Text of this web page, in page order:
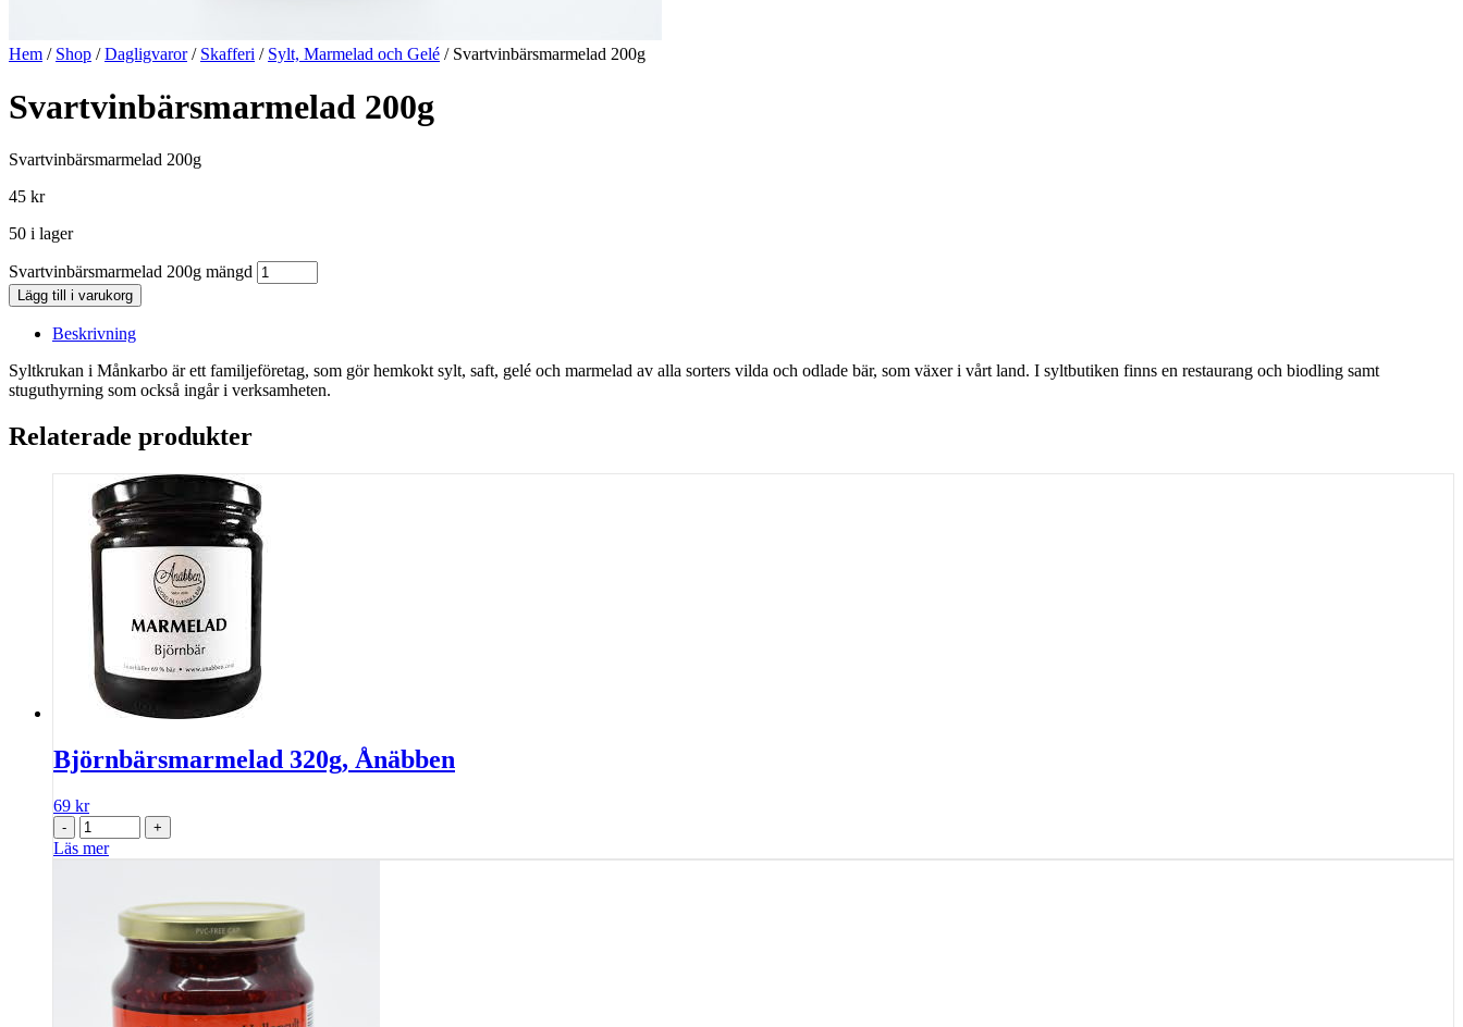
Hem / Shop /Dagligvaror/ Skafferi / Sylt, Marmelad och Gelé / Svartvinbärsmarmelad 200g
Svartvinbärsmarmelad 200g
Svartvinbärsmarmelad 200g
45 kr
50 i lager
Svartvinbärsmarmelad 200g mängd
Lägg till i varukorg
Beskrivning
Syltkrukan i Månkarbo är ett familjeföretag, som gör hemkokt sylt, saft, gelé och marmelad av alla sorters vilda och odlade bär, som växer i vårt land. I syltbutiken finns en restaurang och biodling samt
stuguthyrning som också ingår i verksamheten.
Relaterade produkter
Björnbärsmarmelad 320g, Ånäbben
69 kr
- +
Läs mer